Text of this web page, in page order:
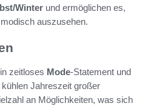
Winter und ermöglichen es,
auszusehen.
zeitloses Mode-Statement und
Jahreszeit großer
an Möglichkeiten, was sich